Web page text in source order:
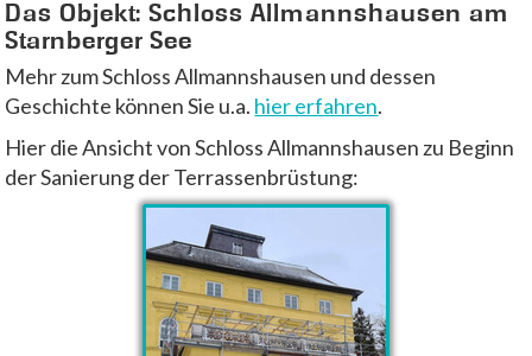
Das Objekt: Schloss Allmannshausen am
Starnberger See
Mehr zum Schloss Allmannshausen und dessen
Geschichte können Sie u.a. hier erfahren.
Hier die Ansicht von Schloss Allmannshausen zu Beginn
der Sanierung der Terrassenbrüstung: